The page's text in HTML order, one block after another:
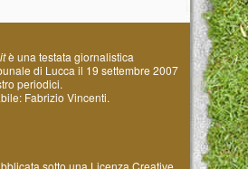
è una testata giornalistica
di Lucca il 19 settembre 2007
periodici.
Fabrizio Vincenti.
sotto una Licenza Creative